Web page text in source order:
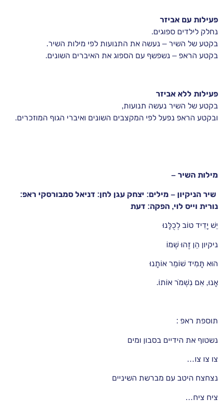
פעילות עם אביזר
נחלק לילדים ספוגים.
בקטע של השיר – נעשה את התנועות לפי מילות השיר.
בקטע הראפ – נשפשף עם הספוג את האיברים השונים.
פעילות ללא אביזר
בקטע של השיר נעשה תנועות,
ובקטע הראפ נפעל לפי המקצבים השונים ואיברי הגוף המוזכרים.
מילות השיר –
שיר הניקיון – מילים: יצחק עגן לחן: דניאל סמבורסקי ראפ:
נורית וייס לוי, הפקה: דעת
יֵשׁ יָדִיד טוֹב לְכֻלָּנוּ
ניקיון הֵן זֶהוּ שְׁמוֹ
הוּא תָּמִיד שׁוֹמֵר אוֹתָנוּ
אָנוּ, אִם נִשְׁמֹר אוֹתוֹ.
תוספת ראפ :
נשטוף את הידיים בסבון ומים
צו צו צו…
נצחצח היטב עם מברשת השיניים
ציח ציח…